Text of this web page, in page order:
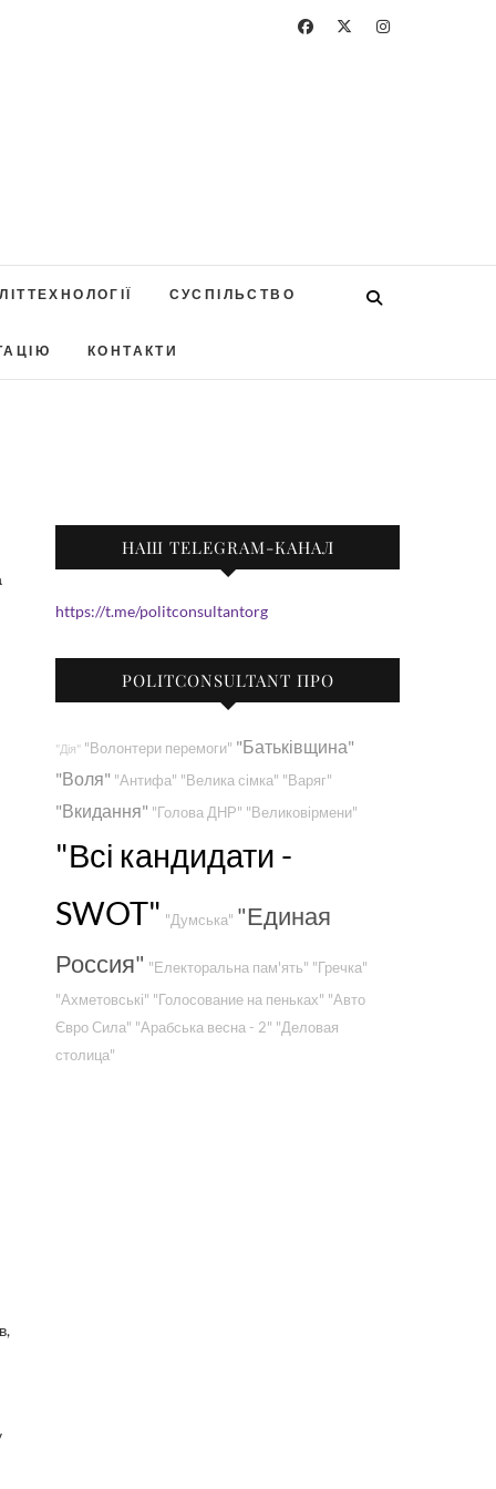
СУСПІЛЬСТВО
КОНТАКТИ
НАШ TELEGRAM-КАНАЛ
https://t.me/politconsultantorg
POLITCONSULTANT ПРО
"Дія" "Волонтери перемоги" "Батьківщина"
"Воля" "Антифа" "Велика сімка" "Варяг"
"Вкидання" "Голова ДНР" "Великовірмени"
"Всі кандидати -
SWOT" "Думська" "Единая
Россия" "Електоральна пам'ять" "Гречка"
"Ахметовські" "Голосование на пеньках" "Авто
Євро Сила" "Арабська весна - 2" "Деловая
столица"